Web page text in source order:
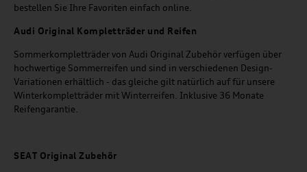
bestellen Sie Ihre Favoriten einfach online.
Audi Original Kompletträder und Reifen
Sommerkompletträder von Audi Original Zubehör verfügen über
hochwertige Sommerreifen und sind in verschiedenen Design-
Variationen erhältlich - das gleiche gilt natürlich auf für unsere
Winterkompletträder mit Winterreifen. Inklusive 36 Monate
Reifengarantie.
SEAT Original Zubehör